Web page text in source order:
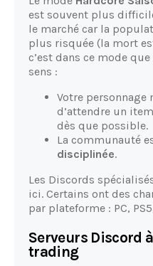
est souvent plus
le marché car la
plus risquée (la mort
c’est dans ce mode
sens :
Votre personnage
d’attendre un
dès que possible.
La communauté
disciplinée.
Les Discords
ici. Certains ont des
par plateforme : PC,
Serveurs Discord
trading